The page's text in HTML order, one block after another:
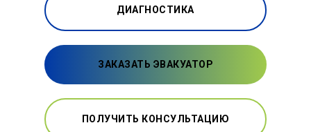
ДИАГНОСТИКА
ЗАКАЗАТЬ ЭВАКУАТОР
ПОЛУЧИТЬ КОНСУЛЬТАЦИЮ